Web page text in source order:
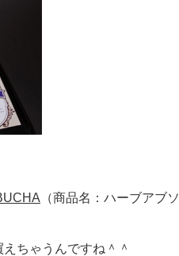
（商品名：ハーブアブソ
ちゃうんですね＾＾